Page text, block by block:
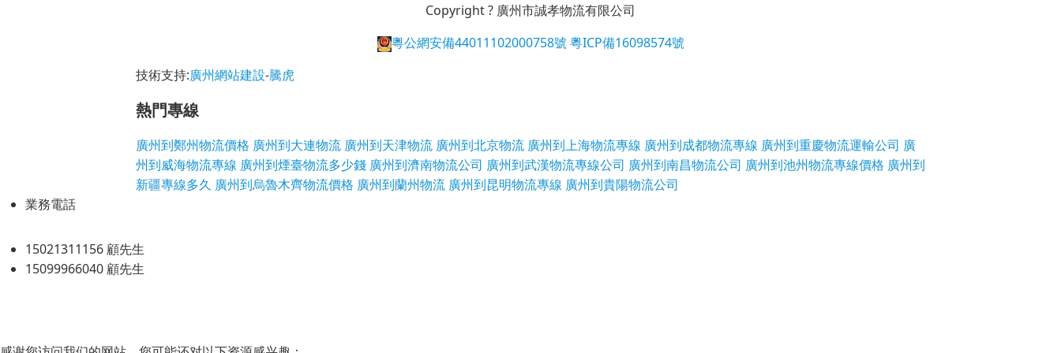
Copyright ? 廣州市誠孝物流有限公司
粵公網安備44011102000758號 粵ICP備16098574號
技術支持:廣州網站建設-騰虎
熱門專線
廣州到鄭州物流價格 廣州到大連物流 廣州到天津物流 廣州到北京物流 廣州到上海物流專線 廣州到成都物流專線 廣州到重慶物流運輸公司 廣
州到威海物流專線 廣州到煙臺物流多少錢 廣州到濟南物流公司 廣州到武漢物流專線公司 廣州到南昌物流公司 廣州到池州物流專線價格 廣州到
新疆專線多久 廣州到烏魯木齊物流價格 廣州到蘭州物流 廣州到昆明物流專線 廣州到貴陽物流公司
業務電話
15021311156 顧先生
15099966040 顧先生